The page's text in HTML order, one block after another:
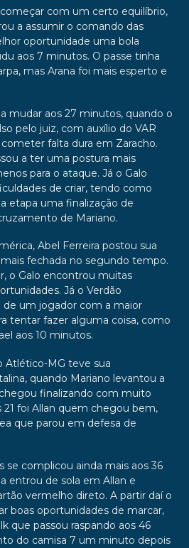
com um certo equilíbrio,
a assumir o comando das
oportunidade uma bola
aos 7 minutos. O passe tinha
mas Arana foi mais esperto e
mudar aos 27 minutos, quando o
pelo juiz, com auxílio do VAR
falta dura em Zaracho.
a ter uma postura mais
para o ataque. Já o Galo
de criar, tendo como
etapa uma finalização de
de Mariano.
Abel Ferreira postou sua
fechada no segundo tempo.
o Galo encontrou muitas
Já o Verdão
de um jogador com a maior
tentar fazer alguma coisa, como
aos 10 minutos.
Atlético-MG teve sua
quando Mariano levantou a
finalizando com muito
21 foi Allan quem chegou bem,
que parou em defesa de
se complicou ainda mais aos 36
entrou de sola em Allan e
vermelho direto. A partir daí o
boas oportunidades de marcar,
que passou raspando aos 46
do camisa 7 um minuto depois